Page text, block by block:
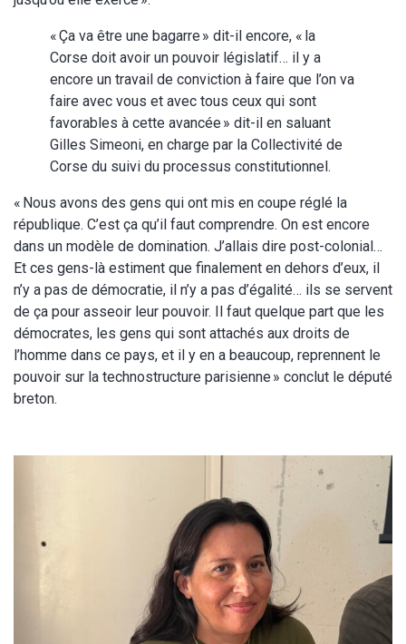
« Ça va être une bagarre » dit-il encore, « la
Corse doit avoir un pouvoir législatif… il y a
encore un travail de conviction à faire que l’on va
faire avec vous et avec tous ceux qui sont
favorables à cette avancée » dit-il en saluant
Gilles Simeoni, en charge par la Collectivité de
Corse du suivi du processus constitutionnel.
« Nous avons des gens qui ont mis en coupe réglé la
république. C’est ça qu’il faut comprendre. On est encore
dans un modèle de domination. J’allais dire post-colonial…
Et ces gens-là estiment que finalement en dehors d’eux, il
n’y a pas de démocratie, il n’y a pas d’égalité… ils se servent
de ça pour asseoir leur pouvoir. Il faut quelque part que les
démocrates, les gens qui sont attachés aux droits de
l’homme dans ce pays, et il y en a beaucoup, reprennent le
pouvoir sur la technostructure parisienne » conclut le député
breton.